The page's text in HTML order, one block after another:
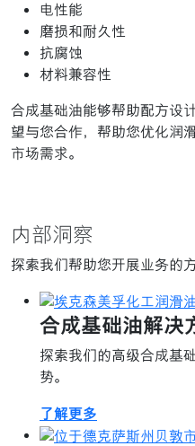
电性能
磨损和耐久性
抗腐蚀
材料兼容性
合成基础油能够帮助配方设
望与您合作，帮助您优化润
市场需求。
内部洞察
探索我们帮助您开展业务的方
合成基础油解决
探索我们的高级合成基
势。
了解更多